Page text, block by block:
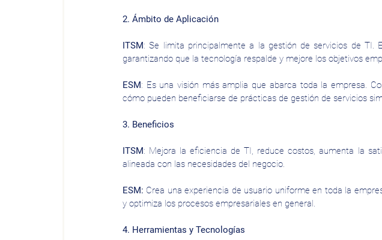
2. Ámbito de Aplicación
ITSM: Se limita principalmente a la gestión de servicios de TI.
garantizando que la tecnología respalde y mejore los objetivos
ESM: Es una visión más amplia que abarca toda la empresa.
cómo pueden beneficiarse de prácticas de gestión de servicios
3. Beneficios
ITSM: Mejora la eficiencia de TI, reduce costos, aumenta la
alineada con las necesidades del negocio.
ESM: Crea una experiencia de usuario uniforme en toda la
y optimiza los procesos empresariales en general.
4. Herramientas y Tecnologías